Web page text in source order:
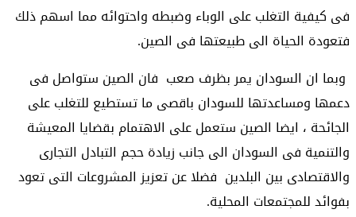
فى كيفية التغلب على الوباء وضبطه واحتوائه مما اسهم ذلك
فتعودة الحياة الى طبيعتها فى الصين.
وبما ان السودان يمر بظرف صعب فان الصين ستواصل فى
دعمها ومساعدتها للسودان باقصى ما تستطيع للتغلب على
الجائحة ، ايضا الصين ستعمل على الاهتمام بقضايا المعيشة
والتنمية فى السودان الى جانب زيادة حجم التبادل التجارى
والاقتصادى بين البلدين فضلا عن تعزيز المشروعات التى تعود
بفوائد للمجتمعات المحلية.